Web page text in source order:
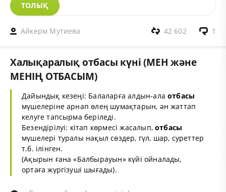
ТОЛЫҚ
Айкерм Мутиева 1
42 602
Халықаралық отбасы күні (МЕН және
МЕНІҢ ОТБАСЫМ)
Дайындық кезеңі: Балаларға алдын-алаотбасы
мүшелеріне арнап өлең шумақтарын, ән жаттап
келуге тапсырма беріледі.
Безендірілуі: кітап көрмесі жасалып,отбасы
мүшелері туралы нақыл сөздер, гүл, шар, суреттер
т.б. ілінген.
(Ақырын ғана «Балбырауын» күйі ойналады,
ортаға жүргізуші шығады).